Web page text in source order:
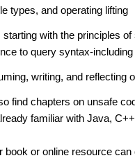
types, and operating lifting
starting with the principles
to query syntax-
writing, and reflecting
find chapters on unsafe
familiar with Java,
book or online resource